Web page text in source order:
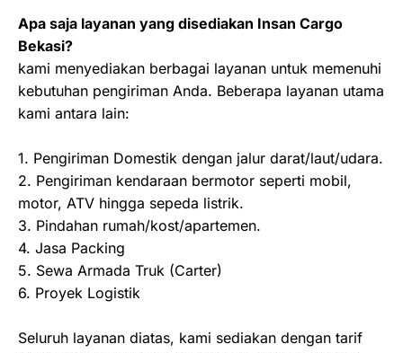
Apa saja layanan yang disediakan Insan Cargo
Bekasi?
kami menyediakan berbagai layanan untuk memenuhi
kebutuhan pengiriman Anda. Beberapa layanan utama
kami antara lain:
1. Pengiriman Domestik dengan jalur darat/laut/udara.
2. Pengiriman kendaraan bermotor seperti mobil,
motor, ATV hingga sepeda listrik.
3. Pindahan rumah/kost/apartemen.
4. Jasa Packing
5. Sewa Armada Truk (Carter)
6. Proyek Logistik
Seluruh layanan diatas, kami sediakan dengan tarif